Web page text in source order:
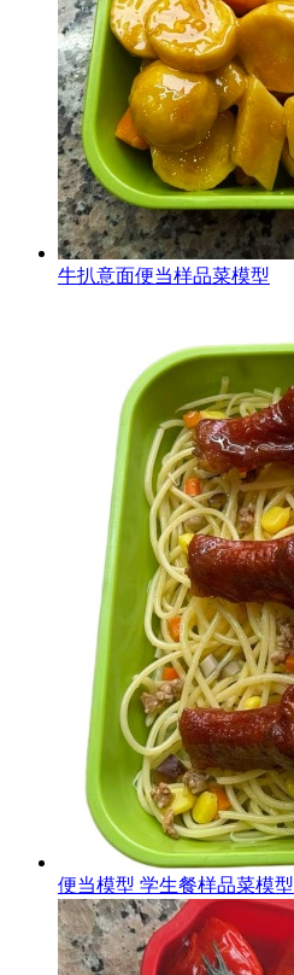
牛扒意面便当样品菜模型
便当模型 学生餐样品菜模型